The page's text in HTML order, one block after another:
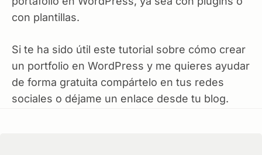
con plantillas.
Si te ha sido útil este tutorial sobre cómo crear
un portfolio en WordPress y me quieres ayudar
de forma gratuita compártelo en tus redes
sociales o déjame un enlace desde tu blog.